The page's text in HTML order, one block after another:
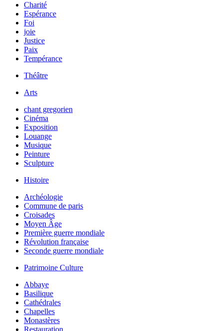
Charité
Espérance
Foi
joie
Justice
Paix
Tempérance
Théâtre
Arts
chant gregorien
Cinéma
Exposition
Louange
Musique
Peinture
Sculpture
Histoire
Archéologie
Commune de paris
Croisades
Moyen Âge
Première guerre mondiale
Révolution française
Seconde guerre mondiale
Patrimoine Culture
Abbaye
Basilique
Cathédrales
Chapelles
Monastères
Restauration